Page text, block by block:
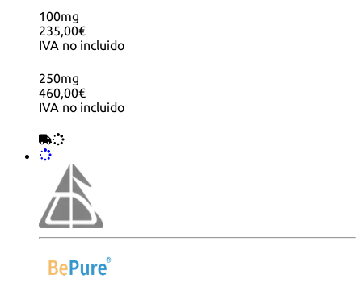
100mg
235,00€
IVA no incluido
250mg
460,00€
IVA no incluido